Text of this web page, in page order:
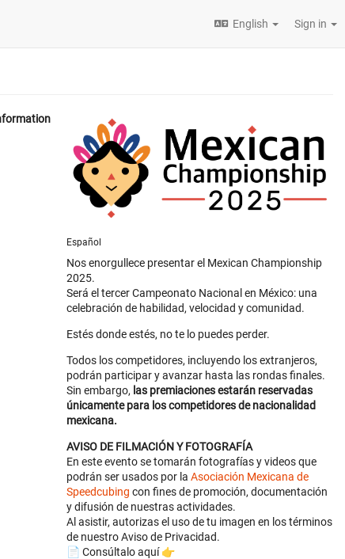
English Sign in
Español
Nos enorgullece presentar el Mexican Championship
2025.
Será el tercer Campeonato Nacional en México: una
celebración de habilidad, velocidad y comunidad.
Estés donde estés, no te lo puedes perder.
Todos los competidores, incluyendo los extranjeros,
podrán participar y avanzar hasta las rondas finales.
Sin embargo, las premiaciones estarán reservadas
únicamente para los competidores de nacionalidad
mexicana.
AVISO DE FILMACIÓN Y FOTOGRAFÍA
En este evento se tomarán fotografías y videos que
podrán ser usados por la Asociación Mexicana de
Speedcubing con fines de promoción, documentación
y difusión de nuestras actividades.
Al asistir, autorizas el uso de tu imagen en los términos
de nuestro Aviso de Privacidad.
📄 Consúltalo aquí 👉